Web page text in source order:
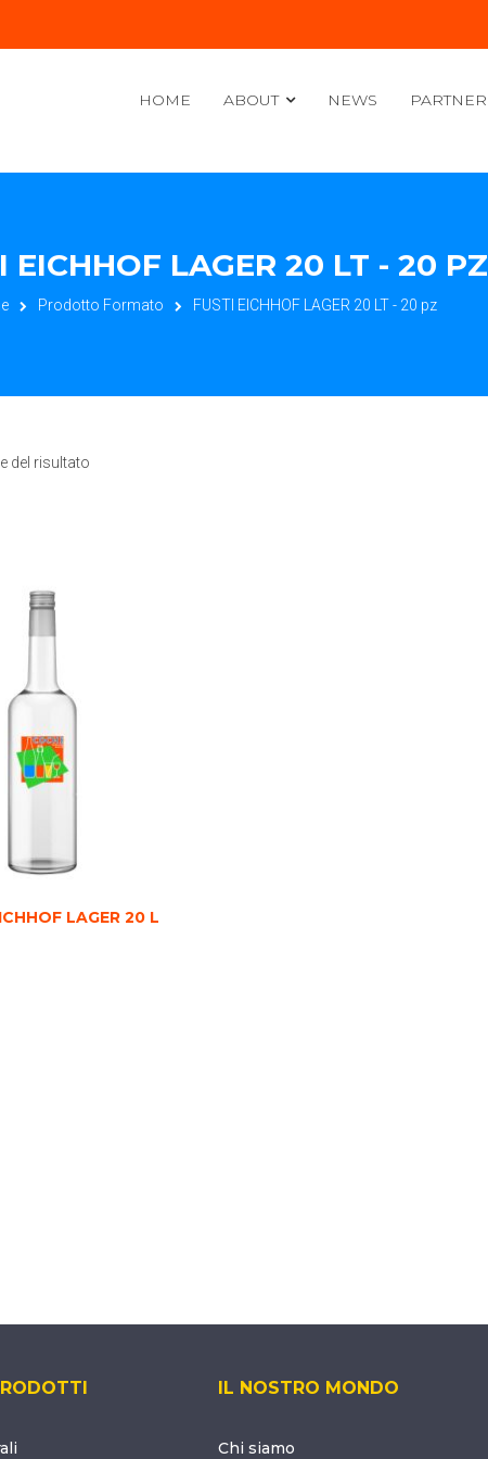
HOME ABOUT NEWS PARTNER
EICHHOF LAGER 20 LT - 20 PZ
Prodotto Formato FUSTI EICHHOF LAGER 20 LT - 20 pz
del risultato
LAGER 20 L
IL NOSTRO MONDO
Chi siamo